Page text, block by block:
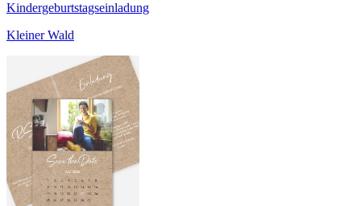
Kindergeburtstagseinladung
Kleiner Wald